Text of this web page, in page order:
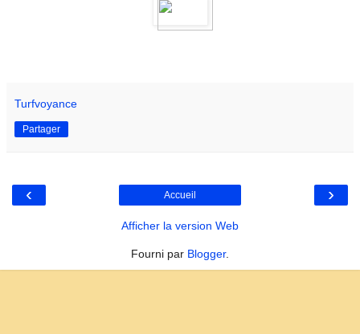
Turfvoyance
Partager
‹ ›
Accueil
Afficher la version Web
Fourni par Blogger.